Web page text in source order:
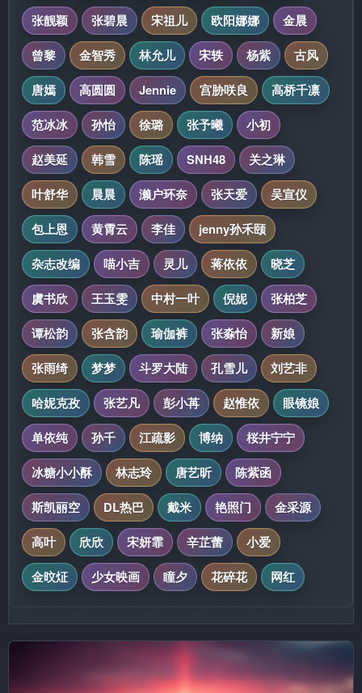
张靓颖
张碧晨 宋祖儿 欧阳娜娜
金晨
曾黎
金智秀 林允儿 宋轶 杨紫
古风
唐嫣
高圆圆 Jennie 宫胁咲良
高桥千凛
范冰冰
孙怡 徐璐 张予曦
小初
赵美延
韩雪 陈瑶 SNH48
关之琳
叶舒华
晨晨 濑户环奈 张天爱
吴宣仪
包上恩
黄霄云 李佳
jenny孙禾颐
杂志改编
喵小吉 灵儿 蒋依依
晓芝
虞书欣
王玉雯 中村一叶 倪妮
张柏芝
谭松韵
张含韵 瑜伽裤 张淼怡
新娘
张雨绮
梦梦 斗罗大陆 孔雪儿
刘艺非
哈妮克孜
张艺凡 彭小苒 赵惟依
眼镜娘
单依纯
孙千 江疏影 博纳
桜井宁宁
冰糖小小酥
林志玲 唐艺昕
陈紫函
斯凯丽空
DL热巴 戴米 艳照门
金采源
高叶
欣欣 宋妍霏 辛芷蕾
小爱
金旼炡
少女映画 瞳夕 花碎花 网红